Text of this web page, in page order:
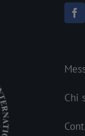
Chi